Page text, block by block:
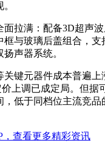
面拉满：配备3D超声
框与玻璃后盖组合，支
声器系统。
键元器件成本普遍上
上调已成定局。但据
低于同档位主流竞品
，查看更多精彩资讯